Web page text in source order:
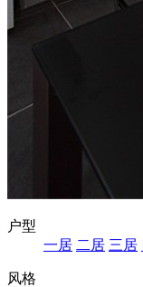
户型
一居 二居 三居
风格